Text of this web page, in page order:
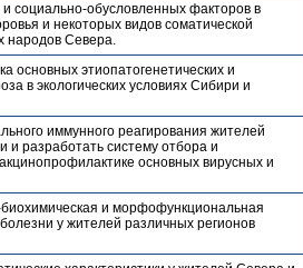
и социально-обусловленных факторов в
и некоторых видов соматической
народов Севера.
основных этиопатогенетических и
в экологических условиях Сибири и
иммунного реагирования жителей
и разработать систему отбора и
основных вирусных и
биохимическая и морфофункциональная
у жителей различных регионов